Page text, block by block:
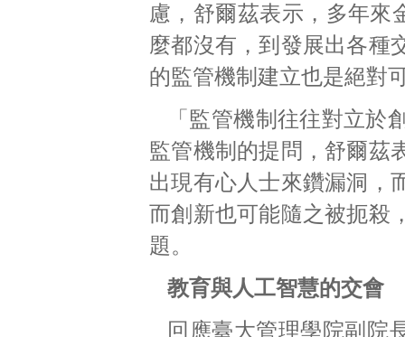
慮，舒爾茲表示，多年來
麼都沒有，到發展出各種
的監管機制建立也是絕對
「監管機制往往對立
監管機制的提問，舒爾茲
出現有心人士來鑽漏洞，
而創新也可能隨之被扼殺
題。
教育與人工智慧的交會
回應臺大管理學院副院